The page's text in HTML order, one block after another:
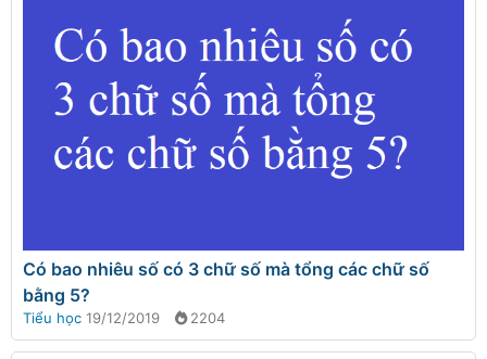
Có bao nhiêu số có 3 chữ số mà tổng các chữ số
bằng 5?
Tiểu học 19/12/2019 2204